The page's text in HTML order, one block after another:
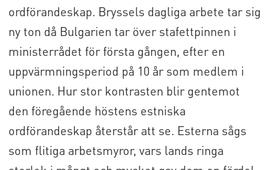
ordförandeskap. Bryssels dagliga arbete tar sig
ny ton då Bulgarien tar över stafettpinnen i
ministerrådet för första gången, efter en
uppvärmningsperiod på 10 år som medlem i
unionen. Hur stor kontrasten blir gentemot
den föregående höstens estniska
ordförandeskap återstår att se. Esterna sågs
som flitiga arbetsmyror, vars lands ringa